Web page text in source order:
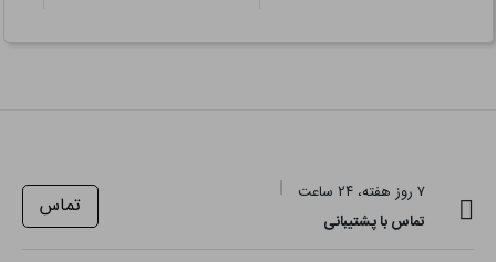
۷ روز هفته، ۲۴ ساعت
تماس با پشتیبانی
تماس